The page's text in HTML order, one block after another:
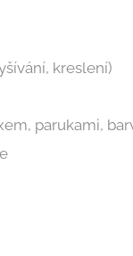
kreslení)
parukami,